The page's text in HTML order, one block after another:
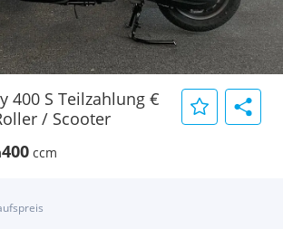
400 S Teilzahlung €
/ Scooter
400 ccm